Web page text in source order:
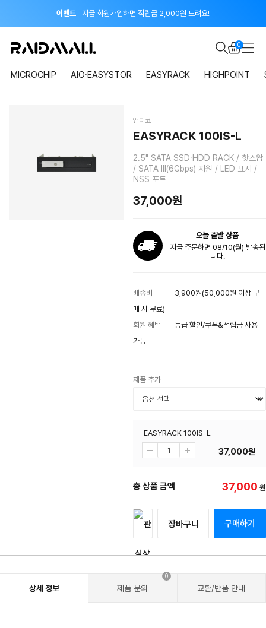
이벤트 지금 회원가입하면 적립금 2,000원 드려요!
0
MICROCHIP AIO·EASYSTOR EASYRACK HIGHPOINT
앤디코
EASYRACK 100IS-L
2.5" SATA SSD·HDD RACK / 핫스왑
/ SATA III(6Gbps) 지원 / LED 표시 /
NSS 포트
37,000원
오늘 출발 상품
지금 주문하면 08/10(월) 발송됩
니다.
배송비
3,900원(50,000원 이상 구
매 시 무료)
회원 혜택
등급 할인/쿠폰&적립금 사용
가능
제품 추가
EASYRACK 100IS-L
37,000원
총 상품 금액 37,000 원
장바구니 구매하기
상세 정보 제품 문의
0
교환/반품 안내